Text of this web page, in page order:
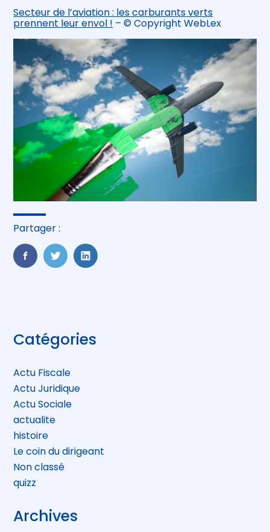
Secteur de l’aviation : les carburants verts
prennent leur envol ! – © Copyright WebLex
Partager :
FaceBook
TwitterLinkedIn
Blog
sidebar
Catégories
Actu Fiscale
Actu Juridique
Actu Sociale
actualite
histoire
Le coin du dirigeant
Non classé
quizz
Archives